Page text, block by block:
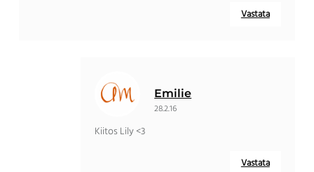
Vastata
Emilie
28.2.16
Kiitos Lily <3
Vastata